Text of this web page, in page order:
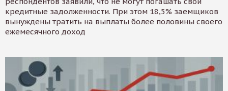
кредитные задолженности. При этом 18,5% заемщиков
вынуждены тратить на выплаты более половины своего
ежемесячного доход